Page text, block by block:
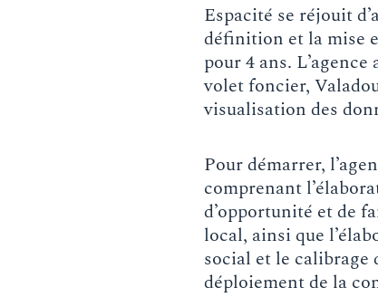
Espacité se réjouit
définition et la mise
pour 4 ans.
volet foncier,
visualisation des
Pour démarrer,
comprenant
d’opportunité et de
local, ainsi que
social et le calibrage
déploiement de la